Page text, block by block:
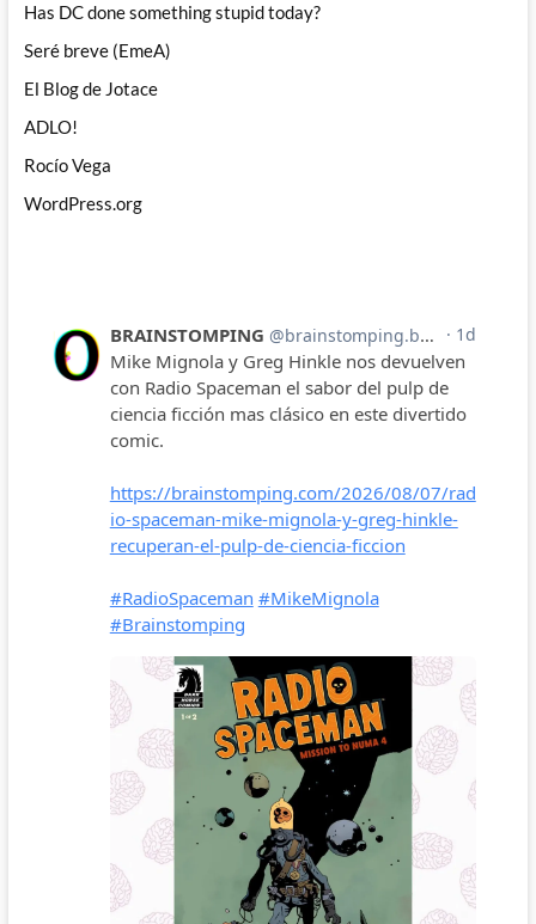
Has DC done something stupid today?
Seré breve (EmeA)
El Blog de Jotace
ADLO!
Rocío Vega
WordPress.org